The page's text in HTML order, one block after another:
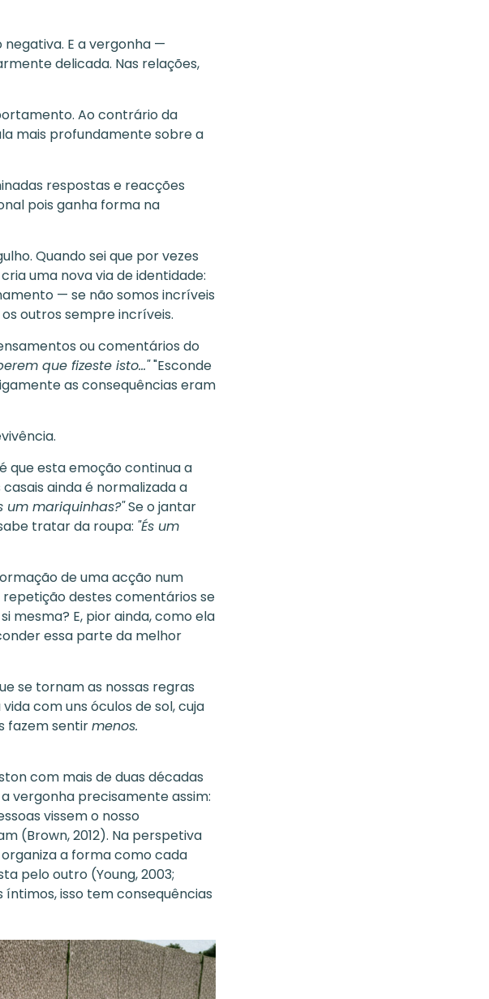
E a vergonha —
delicada. Nas relações,
Ao contrário da
mais profundamente sobre a
respostas e reacções
pois ganha forma na
Quando sei que por vezes
uma nova via de identidade:
— se não somos incríveis
outros sempre incríveis.
ou comentários do
que fizeste isto...""Esconde
as consequências eram
que esta emoção continua a
ainda é normalizada a
um mariquinhas?"Se o jantar
tratar da roupa: "És um
de uma acção num
destes comentários se
mesma? E, pior ainda, como ela
essa parte da melhor
se tornam as nossas regras
com uns óculos de sol, cuja
fazem sentirmenos.
com mais de duas décadas
vergonha precisamente assim:
vissem o nosso
(Brown, 2012). Na perspetiva
a forma como cada
pelo outro (Young, 2003;
íntimos, isso tem consequências